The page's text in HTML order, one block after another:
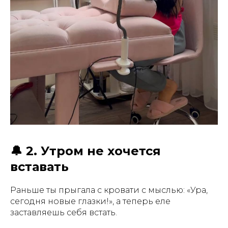
🔔 2. Утром не хочется
вставать
Раньше ты прыгала с кровати с мыслью: «Ура,
сегодня новые глазки!», а теперь еле
заставляешь себя встать.